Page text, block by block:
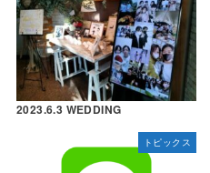
2023.6.3 WEDDING
トピックス